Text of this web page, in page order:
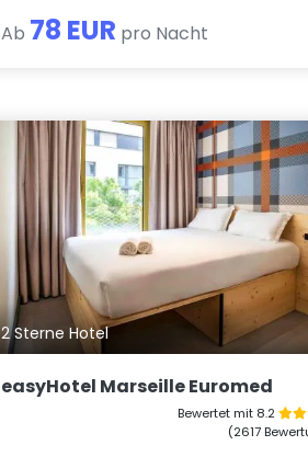
Ab 78 EUR pro Nacht
2 Sterne Hotel
easyHotel Marseille Euromed
Bewertet mit 8.2
(2617